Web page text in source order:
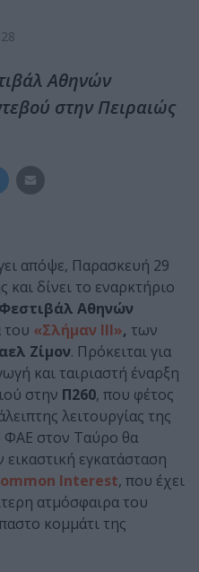
Αθηνών
στην Πειραιώς
απόψε, Παρασκευή 29
και δίνει το εναρκτήριο
Φεστιβάλ Αθηνών
του «Σλήμαν ΙΙΙ», των
Ζίμον. Πρόκειται για
και ταιριαστή έναρξη
στην Π260, που φέτος
λειτουργίας της
ΦΑΕ στον Ταύρο θα
εγκατάσταση
Interest, που έχει
ατμόσφαιρα του
κομμάτι της